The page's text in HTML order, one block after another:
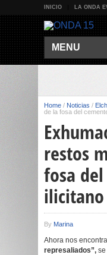
INICIO LA ONDA
MENU
Home / Noticias /
de la fosa del
restos
fosa
ilicitano
By Marina
Ahora nos
represaliados”,